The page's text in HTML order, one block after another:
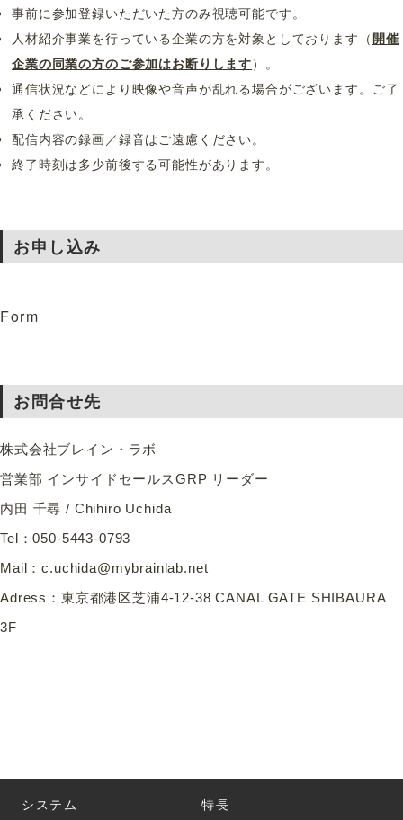
事前に参加登録いただいた方のみ視聴可能です。
人材紹介事業を行っている企業の方を対象としております（開催
企業の同業の方のご参加はお断りします）。
通信状況などにより映像や音声が乱れる場合がございます。ご了
承ください。
配信内容の録画／録音はご遠慮ください。
終了時刻は多少前後する可能性があります。
お申し込み
Form
お問合せ先
株式会社ブレイン・ラボ
営業部 インサイドセールスGRP リーダー
内田 千尋 / Chihiro Uchida
Tel：050-5443-0793
Mail：c.uchida@mybrainlab.net
Adress：東京都港区芝浦4-12-38 CANAL GATE SHIBAURA
3F
システム 特長